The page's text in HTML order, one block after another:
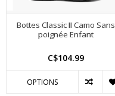
Bottes Classic II Camo Sans
poignée Enfant
C$104.99
OPTIONS